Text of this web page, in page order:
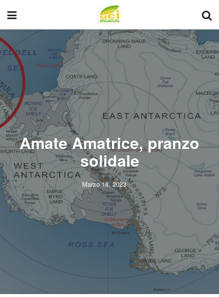
Amate Amatrice, pranzo
solidale
Marzo 18, 2023